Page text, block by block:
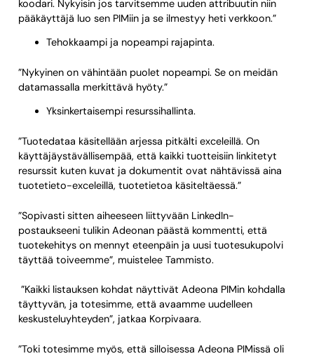
koodari. Nykyisin jos tarvitsemme uuden attribuutin niin
pääkäyttäjä luo sen PIMiin ja se ilmestyy heti verkkoon.”
Tehokkaampi ja nopeampi rajapinta.
”Nykyinen on vähintään puolet nopeampi. Se on meidän
datamassalla merkittävä hyöty.”
Yksinkertaisempi resurssihallinta.
”Tuotedataa käsitellään arjessa pitkälti exceleillä. On
käyttäjäystävällisempää, että kaikki tuotteisiin linkitetyt
resurssit kuten kuvat ja dokumentit ovat nähtävissä aina
tuotetieto-exceleillä, tuotetietoa käsiteltäessä.”
”Sopivasti sitten aiheeseen liittyvään LinkedIn-
postaukseeni tulikin Adeonan päästä kommentti, että
tuotekehitys on mennyt eteenpäin ja uusi tuotesukupolvi
täyttää toiveemme”, muistelee Tammisto.
”Kaikki listauksen kohdat näyttivät Adeona PIMin kohdalla
täyttyvän, ja totesimme, että avaamme uudelleen
keskusteluyhteyden”, jatkaa Korpivaara.
”Toki totesimme myös, että silloisessa Adeona PIMissä oli